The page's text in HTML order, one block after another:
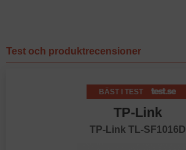
Test och produktrecensioner
BÄST I TEST
TP-Link
TP-Link TL-SF1016D